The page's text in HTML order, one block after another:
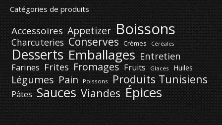
Catégories de produits
Accessoires Appetizer Boissons
Charcuteries Conserves Crèmes Céréales
Desserts Emballages Entretien
Farines Frites Fromages Fruits Glaces Huiles
Légumes Pain Poissons Produits Tunisiens
Pâtes Sauces Viandes Épices